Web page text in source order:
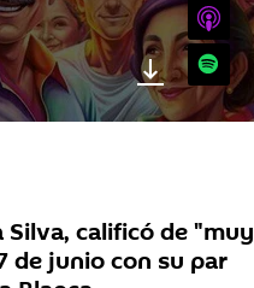
iTunes
Spotify
Silva, calificó de "muy
de junio con su par